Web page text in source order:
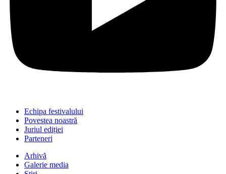
Echipa festivalului
Povestea noastră
Juriul ediției
Parteneri
Arhivă
Galerie media